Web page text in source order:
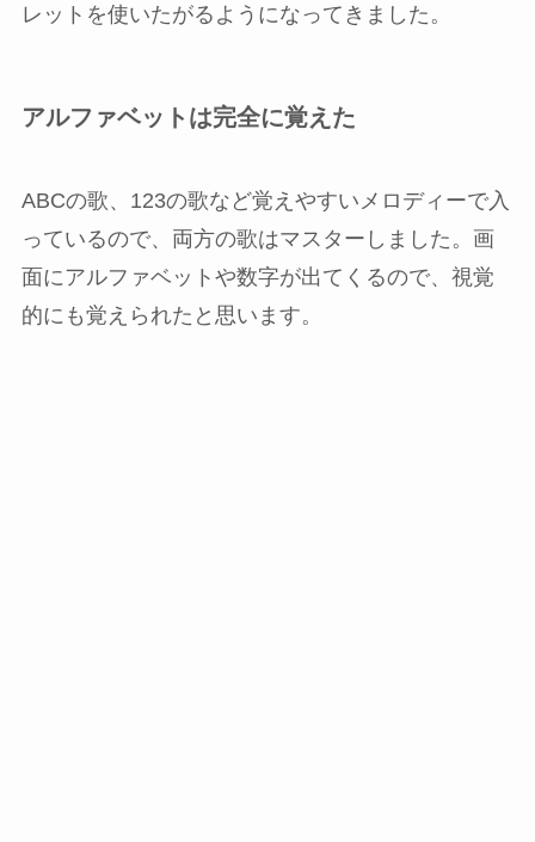
レットを使いたがるようになってきました。
アルファベットは完全に覚えた
ABCの歌、123の歌など覚えやすいメロディーで入
っているので、両方の歌はマスターしました。画
面にアルファベットや数字が出てくるので、視覚
的にも覚えられたと思います。